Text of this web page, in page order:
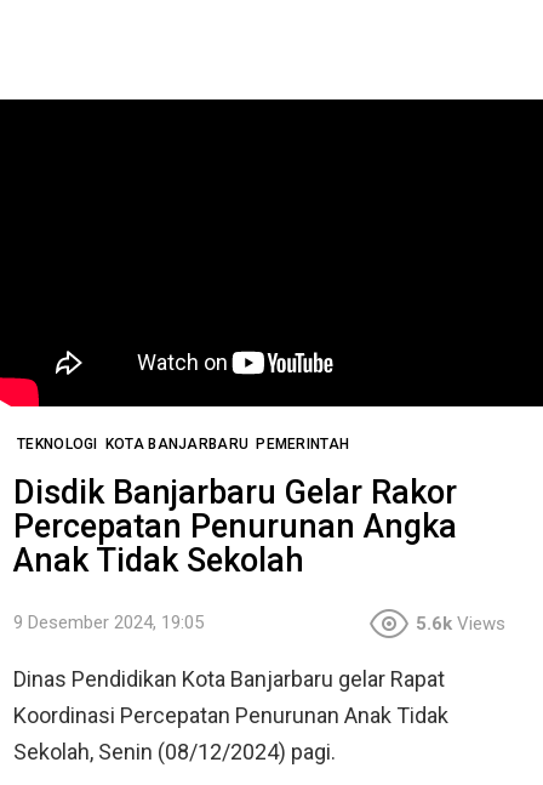
TEKNOLOGI KOTA BANJARBARU PEMERINTAH
Disdik Banjarbaru Gelar Rakor
Percepatan Penurunan Angka
Anak Tidak Sekolah
9 Desember 2024, 19:05 5.6k Views
Dinas Pendidikan Kota Banjarbaru gelar Rapat
Koordinasi Percepatan Penurunan Anak Tidak
Sekolah, Senin (08/12/2024) pagi.